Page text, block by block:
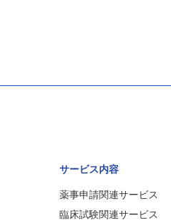
サービス内容
薬事申請関連サービス
臨床試験関連サービス